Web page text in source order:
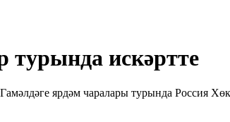
турында искәртте
ярдәм чаралары турында Россия